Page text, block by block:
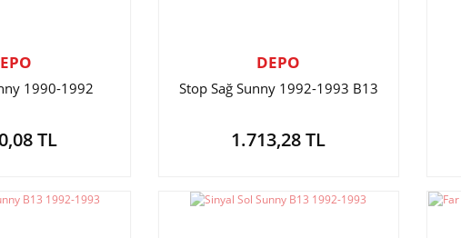
1990-1992
TL
DEPO
Stop Sağ Sunny 1992-1993 B13
1.713,28 TL